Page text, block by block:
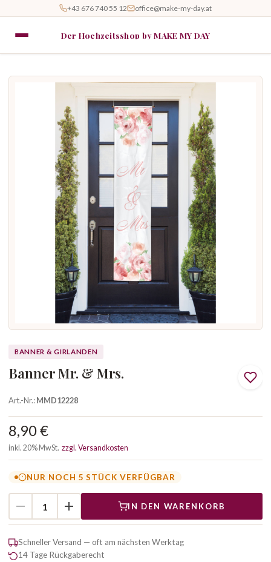
+43 676 740 55 12 office@make-my-day.at
Der Hochzeitsshop by MAKE MY DAY
BANNER & GIRLANDEN
Banner Mr. & Mrs.
Art.-Nr.:MMD12228
8,90 €
inkl. 20% MwSt. zzgl. Versandkosten
NUR NOCH 5 STÜCK VERFÜGBAR
IN DEN WARENKORB
Schneller Versand — oft am nächsten Werktag
14 Tage Rückgaberecht